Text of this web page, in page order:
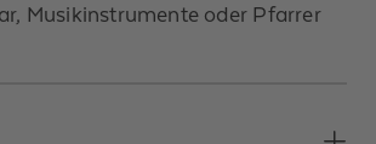
Musikinstrumente oder Pfarrer